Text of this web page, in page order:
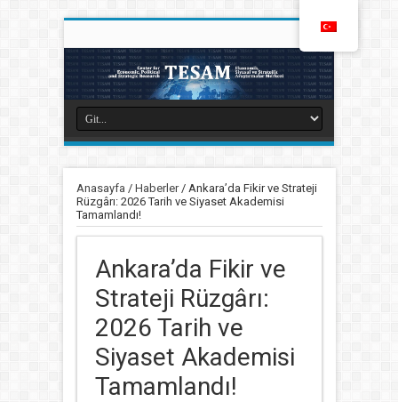
Anasayfa / Haberler/ Ankara’da Fikir ve Strateji
Rüzgârı: 2026 Tarih ve Siyaset Akademisi
Tamamlandı!
Ankara’da Fikir ve
Strateji Rüzgârı:
2026 Tarih ve
Siyaset Akademisi
Tamamlandı!